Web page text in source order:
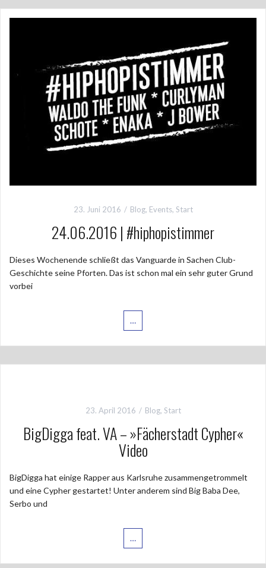
23. Juni 2016 Blog, Events, Start
24.06.2016 | #hiphopistimmer
Dieses Wochenende schließt das Vanguarde in Sachen Club-
Geschichte seine Pforten. Das ist schon mal ein sehr guter Grund
vorbei
…
23. April 2016 Blog, Start
BigDigga feat. VA – »Fächerstadt Cypher«
Video
BigDigga hat einige Rapper aus Karlsruhe zusammengetrommelt
und eine Cypher gestartet! Unter anderem sind Big Baba Dee,
Serbo und
…